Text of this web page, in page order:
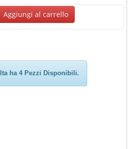
Aggiungi al carrello
ha 4 Pezzi Disponibili.